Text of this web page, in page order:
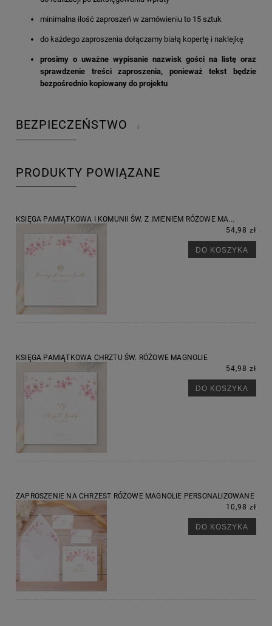
minimalna ilość zaproszeń w zamówieniu to 15 sztuk
do każdego zaproszenia dołączamy białą kopertę i naklejkę
prosimy o uważne wypisanie nazwisk gości na listę oraz
sprawdzenie treści zaproszenia, ponieważ tekst będzie
bezpośrednio kopiowany do projektu
BEZPIECZEŃSTWO ↓
PRODUKTY POWIĄZANE
KSIĘGA PAMIĄTKOWA I KOMUNII ŚW. Z IMIENIEM RÓŻOWE MA...
54,98 zł
DO KOSZYKA
KSIĘGA PAMIĄTKOWA CHRZTU ŚW. RÓŻOWE MAGNOLIE
54,98 zł
DO KOSZYKA
ZAPROSZENIE NA CHRZEST RÓŻOWE MAGNOLIE PERSONALIZOWANE
10,98 zł
DO KOSZYKA